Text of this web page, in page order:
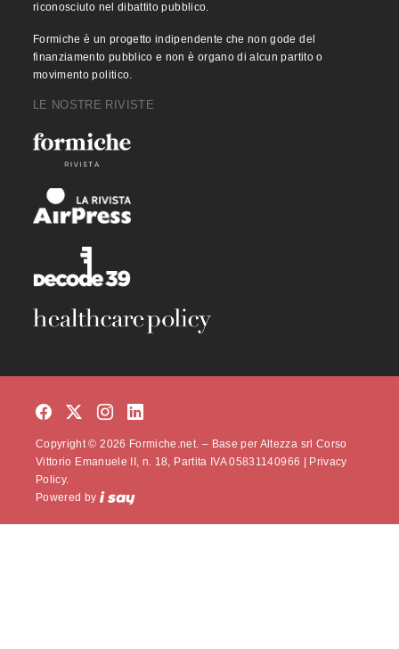
riconosciuto nel dibattito pubblico.
Formiche è un progetto indipendente che non gode del
finanziamento pubblico e non è organo di alcun partito o
movimento politico.
LE NOSTRE RIVISTE
Copyright © 2026 Formiche.net. – Base per Altezza srl Corso
Vittorio Emanuele II, n. 18, Partita IVA 05831140966 |
Privacy
Policy.
Powered by